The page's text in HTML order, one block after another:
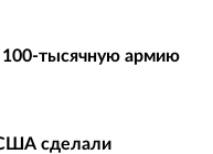
тысячную армию
сделали